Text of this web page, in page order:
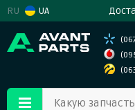
RU UA
Какую